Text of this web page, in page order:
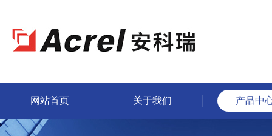
网站首页 关于我们 产品中